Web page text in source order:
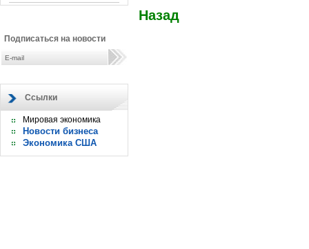
Подписаться на новости
Ссылки
Мировая экономика
Новости бизнеса
Экономика США
Назад